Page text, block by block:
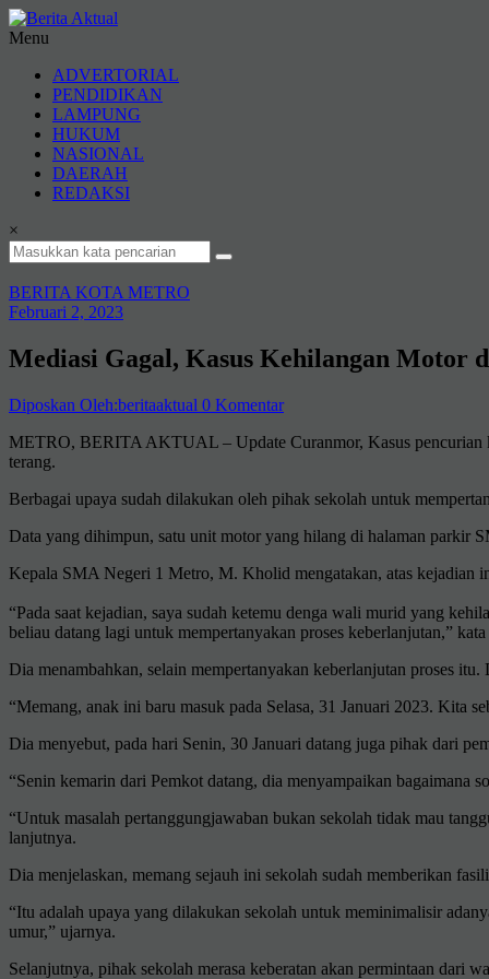
Lompat
ke
Aktual
terpercaya
Menu
ADVERTORIAL
PENDIDIKAN
LAMPUNG
HUKUM
NASIONAL
DAERAH
REDAKSI
×
BERITA KOTA METRO
Februari 2, 2023
Mediasi Gagal, Kasus Kehilangan Motor
Diposkan Oleh:beritaaktual 0 Komentar
METRO, BERITA AKTUAL – Update Curanmor, Kasus pencurian
terang.
Berbagai upaya sudah dilakukan oleh pihak sekolah untuk
Data yang dihimpun, satu unit motor yang hilang di halaman parkir
Kepala SMA Negeri 1 Metro, M. Kholid mengatakan, atas kejadian
“Pada saat kejadian, saya sudah ketemu denga wali murid yang
beliau datang lagi untuk mempertanyakan proses keberlanjutan,”
Dia menambahkan, selain mempertanyakan keberlanjutan proses
“Memang, anak ini baru masuk pada Selasa, 31 Januari 2023. Kita
Dia menyebut, pada hari Senin, 30 Januari datang juga pihak dari
“Senin kemarin dari Pemkot datang, dia menyampaikan bagaimana
“Untuk masalah pertanggungjawaban bukan sekolah tidak mau
lanjutnya.
Dia menjelaskan, memang sejauh ini sekolah sudah memberikan
“Itu adalah upaya yang dilakukan sekolah untuk meminimalisir
umur,” ujarnya.
Selanjutnya, pihak sekolah merasa keberatan akan permintaan dari